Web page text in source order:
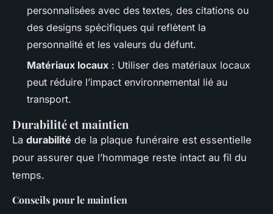
personnalisées avec des textes, des citations ou
des designs spécifiques qui reflètent la
personnalité et les valeurs du défunt.
Matériaux locaux : Utiliser des matériaux locaux
peut réduire l’impact environnemental lié au
transport.
Durabilité et maintien
La durabilité de la plaque funéraire est essentielle
pour assurer que l’hommage reste intact au fil du
temps.
Conseils pour le maintien